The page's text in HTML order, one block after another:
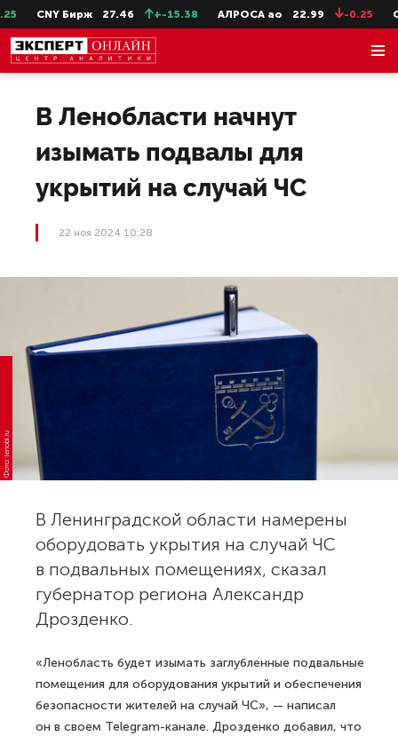
CNY Бирж 27.46 +-15.38 АЛРОСА ао 22.99 -0.25
В Ленобласти начнут
изымать подвалы для
укрытий на случай ЧС
22 ноя 2024 10:28
Фото: lenobl.ru
В Ленинградской области намерены
оборудовать укрытия на случай ЧС
в подвальных помещениях, сказал
губернатор региона Александр
Дрозденко.
«Ленобласть будет изымать заглубленные подвальные
помещения для оборудования укрытий и обеспечения
безопасности жителей на случай ЧС», — написал
он в своем Telegram-канале. Дрозденко добавил, что